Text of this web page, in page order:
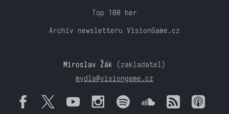
Top 100 her
Archiv newsletteru VisionGame.cz
Miroslav Žák (zakladatel)
mydla@visiongame.cz